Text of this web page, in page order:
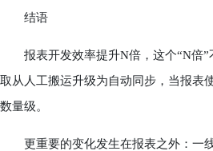
结语
报表开发效率提升N倍，这个“N倍”
取从人工搬运升级为自动同步，当报表
数量级。
更重要的变化发生在报表之外：一线